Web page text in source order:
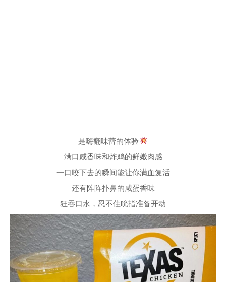
是嗨翻味蕾的体验
满口咸香味和炸鸡的鲜嫩肉感
一口咬下去的瞬间能让你满血复活
还有阵阵扑鼻的咸蛋香味
狂吞口水，忍不住吮指准备开动